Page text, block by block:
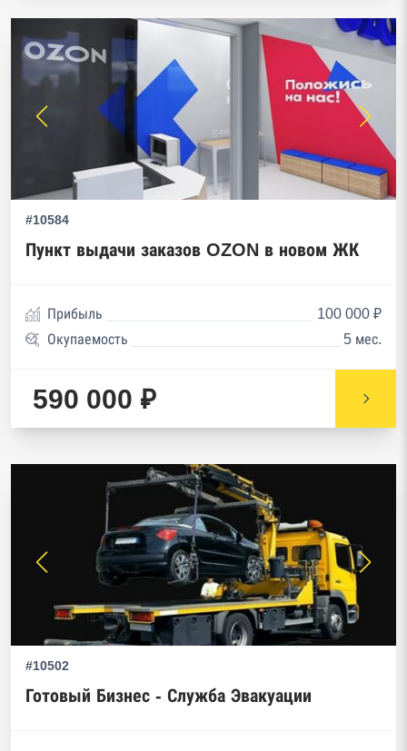
#10584
Пункт выдачи заказов OZON в новом ЖК
Прибыль
100 000 ₽
Окупаемость
5 мес.
590 000 ₽
#10502
Готовый Бизнес - Служба Эвакуации